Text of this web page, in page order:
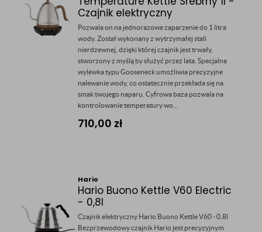
Czajnik elektryczny
Pozwala on na jednorazowe zaparzenie do 1 litra
wody. Został wykonany z wytrzymałej stali
nierdzewnej, dzięki której czajnik jest trwały,
stworzony z myślą by służyć przez lata. Specjalna
wylewka typu Gooseneck umożliwia precyzyjne
nalewanie wody, co ostatecznie przekłada się na
smak twojego naparu. Cyfrowa baza pozwala na
kontrolowanie temperatury wo...
710,00 zł
Hario
Hario Buono Kettle V60 Electric
- 0,8l
Czajnik elektryczny Hario Buono Kettle V60 - 0,8l
Bezprzewodowy czajnik Hario jest precyzyjnym